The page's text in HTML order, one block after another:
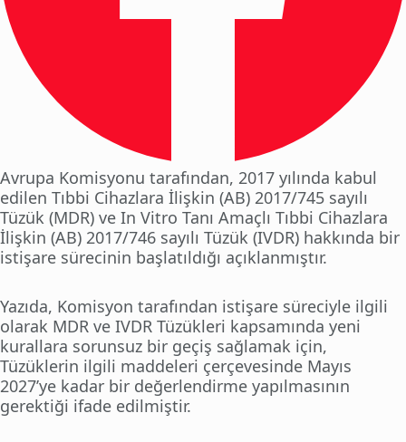
Avrupa Komisyonu tarafından, 2017 yılında kabul
edilen Tıbbi Cihazlara İlişkin (AB) 2017/745 sayılı
Tüzük (MDR) ve In Vitro Tanı Amaçlı Tıbbi Cihazlara
İlişkin (AB) 2017/746 sayılı Tüzük (IVDR) hakkında bir
istişare sürecinin başlatıldığı açıklanmıştır.
Yazıda, Komisyon tarafından istişare süreciyle ilgili
olarak MDR ve IVDR Tüzükleri kapsamında yeni
kurallara sorunsuz bir geçiş sağlamak için,
Tüzüklerin ilgili maddeleri çerçevesinde Mayıs
2027’ye kadar bir değerlendirme yapılmasının
gerektiği ifade edilmiştir.